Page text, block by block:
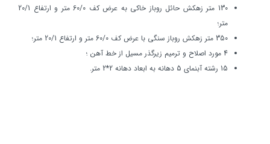
130 متر زهكش حائل روباز خاكي به عرض كف 60/0 متر و ارتفاع 20/1
متر؛
350 متر زهكش روباز سنگي با عرض كف 60/0 متر و ارتفاع 20/1 متر؛
4 مورد اصلاح و ترميم زيرگذر مسيل از خط آهن ؛
15 رشته آبنماي 5 دهانه به ابعاد دهانه 2*2 متر.